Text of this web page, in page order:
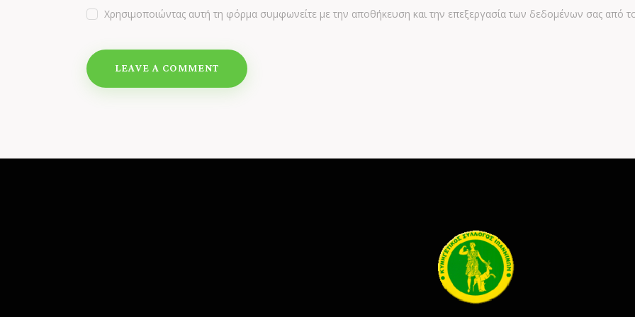
Χρησιμοποιώντας αυτή τη φόρμα συμφωνείτε με την αποθήκευση και την επεξεργασία των δεδομένων σας από